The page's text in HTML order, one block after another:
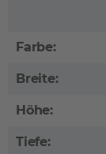
Farbe:
Breite:
Höhe:
Tiefe: